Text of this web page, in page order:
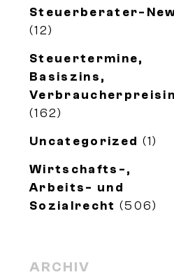
Steuerberater-
(12)
Steuertermine,
Basiszins,
(162)
Uncategorized (1)
Wirtschafts-,
Arbeits- und
Sozialrecht (506)
ARCHIV